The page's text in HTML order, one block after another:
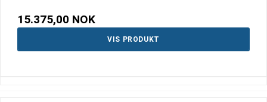
15.375,00 NOK
VIS PRODUKT